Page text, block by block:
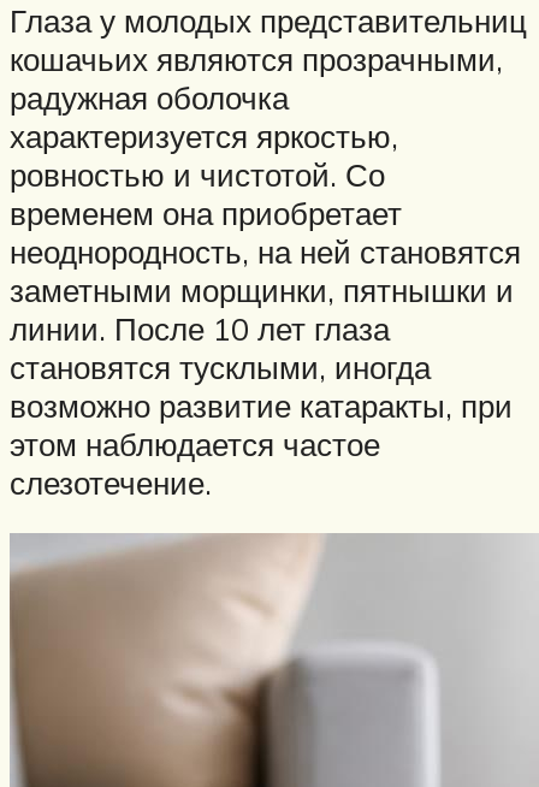
Глаза у молодых представительниц
кошачьих являются прозрачными,
радужная оболочка
характеризуется яркостью,
ровностью и чистотой. Со
временем она приобретает
неоднородность, на ней становятся
заметными морщинки, пятнышки и
линии. После 10 лет глаза
становятся тусклыми, иногда
возможно развитие катаракты, при
этом наблюдается частое
слезотечение.